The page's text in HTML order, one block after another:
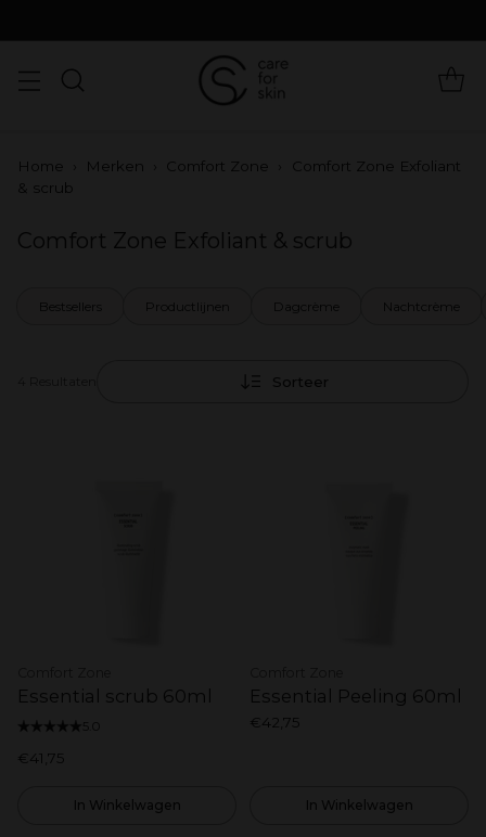
Home Merken Comfort Zone
Comfort Zone Exfoliant
& scrub
Comfort Zone Exfoliant & scrub
Bestsellers Productlijnen Dagcrème Nachtcrème
Sorteer
Essential scrub 60ml
5.0
€41,75
In Winkelwagen
Essential Peeling 60ml
€42,75
In Winkelwagen